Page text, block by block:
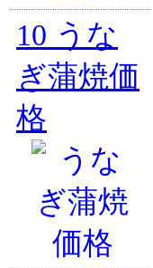
10 うな
ぎ蒲焼価
格